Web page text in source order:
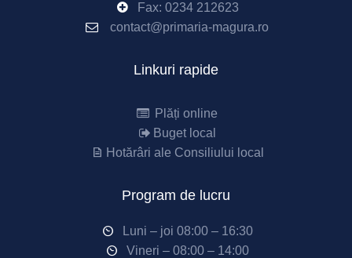
Fax: 0234 212623
contact@primaria-magura.ro
Linkuri rapide
Plăți online
Buget local
Hotărâri ale Consiliului local
Program de lucru
Luni – joi 08:00 – 16:30
Vineri – 08:00 – 14:00